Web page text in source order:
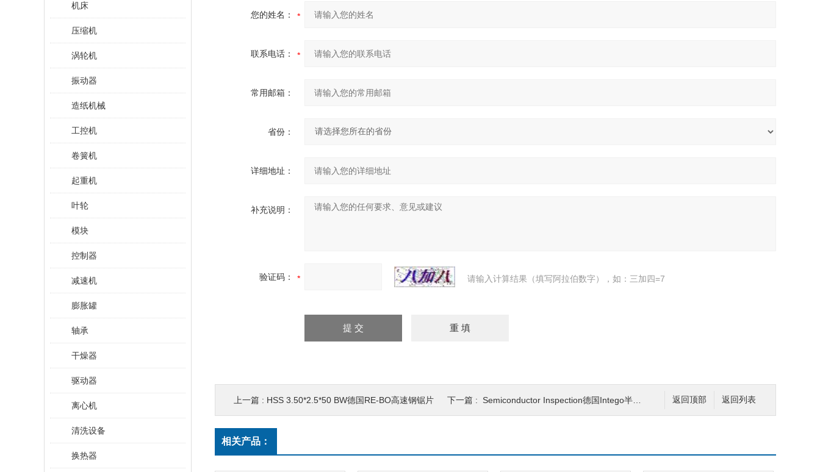
机床
压缩机
涡轮机
振动器
造纸机械
工控机
卷簧机
起重机
叶轮
模块
控制器
减速机
膨胀罐
轴承
干燥器
驱动器
离心机
清洗设备
换热器
您的姓名：
联系电话：
常用邮箱：
省份：
详细地址：
补充说明：
验证码： 请输入计算结果（填写阿拉伯数字），如：三加四=7
返回列表
返回顶部
上一篇 : HSS 3.50*2.5*50 BW德国RE-BO高速钢锯片 下一篇 : Semiconductor Inspection德国Intego半导体检测系统赫尔纳供应
相关产品：